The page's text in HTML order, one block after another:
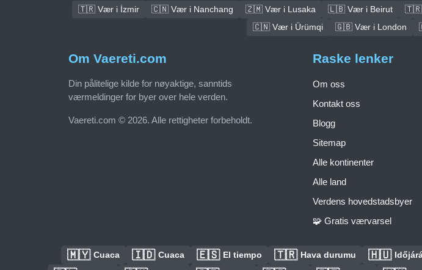
🇹🇷 Vær i İzmir 🇨🇳 Vær i Nanchang 🇿🇲 Vær i Lusaka 🇱🇧 Vær i Beirut 🇹🇷
🇨🇳 Vær i Ürümqi
🇬🇧 Vær i London
Om Vaereti.com
Din pålitelige kilde for nøyaktige, sanntids
værmeldinger for byer over hele verden.
Vaereti.com © 2026. Alle rettigheter forbeholdt.
Raske lenker
Om oss
Kontakt oss
Blogg
Sitemap
Alle kontinenter
Alle land
Verdens hovedstadsbyer
🧩 Gratis værvarsel
🇲🇾 Cuaca 🇮🇩 Cuaca 🇪🇸 El tiempo 🇹🇷 Hava durumu 🇭🇺